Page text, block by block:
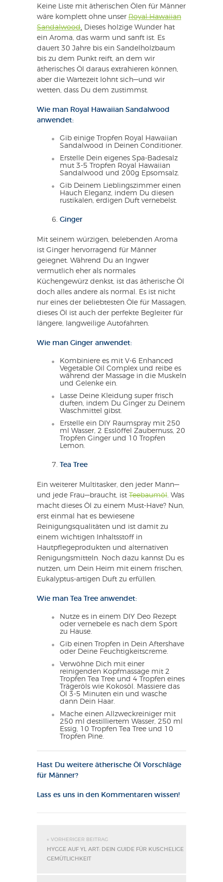
Keine Liste mit ätherischen Ölen für Männer
wäre komplett ohne unser Royal Hawaiian
Sandalwood, Dieses holzige Wunder hat
ein Aroma, das warm und sanft ist. Es
dauert 30 Jahre bis ein Sandelholzbaum
bis zu dem Punkt reift, an dem wir
ätherisches Öl daraus extrahieren können,
aber die Wartezeit lohnt sich—und wir
wetten, dass Du dem zustimmst.
Wie man Royal Hawaiian Sandalwood
anwendet:
Gib einige Tropfen Royal Hawaiian
Sandalwood in Deinen Conditioner.
Erstelle Dein eigenes Spa-Badesalz
mut 3-5 Tropfen Royal Hawaiian
Sandalwood und 200g Epsomsalz.
Gib Deinem Lieblingszimmer einen
Hauch Eleganz, indem Du diesen
rustikalen, erdigen Duft vernebelst.
Ginger
Mit seinem würzigen, belebenden Aroma
ist Ginger hervorragend für Männer
geiegnet. Während Du an Ingwer
vermutlich eher als normales
Küchengewürz denkst, ist das ätherische Öl
doch alles andere als normal. Es ist nicht
nur eines der beliebtesten Öle für Massagen,
dieses Öl ist auch der perfekte Begleiter für
längere, langweilige Autofahrten.
Wie man Ginger anwendet:
Kombiniere es mit V-6 Enhanced
Vegetable Oil Complex und reibe es
während der Massage in die Muskeln
und Gelenke ein.
Lasse Deine Kleidung super frisch
duften, indem Du Ginger zu Deinem
Waschmittel gibst.
Erstelle ein DIY Raumspray mit 250
ml Wasser, 2 Esslöffel Zaubernuss, 20
Tropfen Ginger und 10 Tropfen
Lemon.
Tea Tree
Ein weiterer Multitasker, den jeder Mann—
und jede Frau—braucht, ist Teebaumöl. Was
macht dieses Öl zu einem Must-Have? Nun,
erst einmal hat es bewiesene
Reinigungsqualitäten und ist damit zu
einem wichtigen Inhaltsstoff in
Hautpflegeprodukten und alternativen
Renigungsmitteln. Noch dazu kannst Du es
nutzen, um Dein Heim mit einem frischen,
Eukalyptus-artigen Duft zu erfüllen.
Wie man Tea Tree anwendet:
Nutze es in einem DIY Deo Rezept
oder vernebele es nach dem Sport
zu Hause.
Gib einen Tropfen in Dein Aftershave
oder Deine Feuchtigkeitscreme.
Verwöhne Dich mit einer
reinigenden Kopfmassage mit 2
Tropfen Tea Tree und 4 Tropfen eines
Trägeröls wie Kokosöl. Massiere das
Öl 3-5 Minuten ein und wasche
dann Dein Haar.
Mache einen Allzweckreiniger mit
250 ml destilliertem Wasser, 250 ml
Essig, 10 Tropfen Tea Tree und 10
Tropfen Pine.
Hast Du weitere ätherische Öl Vorschläge
für Männer?
Lass es uns in den Kommentaren wissen!
« VORHERIGER BEITRAG
HYGGE AUF YL ART: DEIN GUIDE FÜR KUSCHELIGE
GEMÜTLICHKEIT